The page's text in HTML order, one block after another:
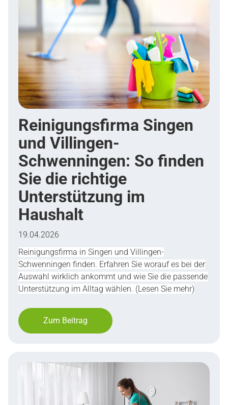
Reinigungsfirma Singen
und Villingen-
Schwenningen: So finden
Sie die richtige
Unterstützung im
Haushalt
19.04.2026
Reinigungsfirma in Singen und Villingen-
Schwenningen finden. Erfahren Sie worauf es bei der
Auswahl wirklich ankommt und wie Sie die passende
Unterstützung im Alltag wählen. (Lesen Sie mehr)
Zum Beitrag